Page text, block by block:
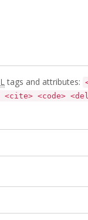
tags and attributes:
<code>